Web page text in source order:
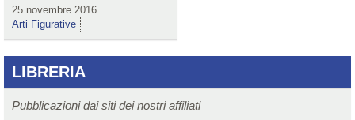
25 novembre 2016
Arti Figurative
LIBRERIA
Pubblicazioni dai siti dei nostri affiliati